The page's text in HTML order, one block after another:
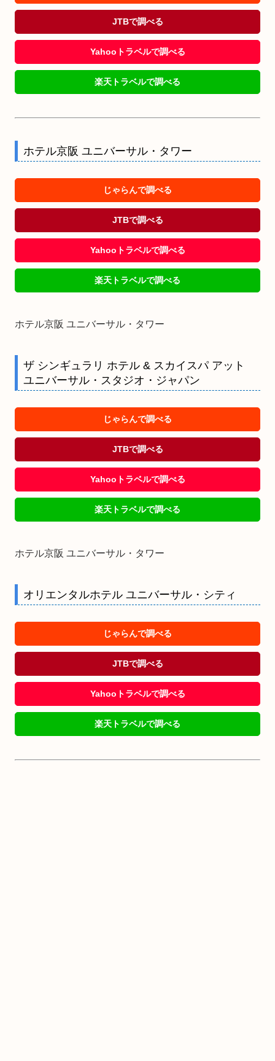
JTBで調べる
Yahooトラベルで調べる
楽天トラベルで調べる
ホテル京阪 ユニバーサル・タワー
じゃらんで調べる
JTBで調べる
Yahooトラベルで調べる
楽天トラベルで調べる
ホテル京阪 ユニバーサル・タワー
ザ シンギュラリ ホテル & スカイスパ アット
ユニバーサル・スタジオ・ジャパン
じゃらんで調べる
JTBで調べる
Yahooトラベルで調べる
楽天トラベルで調べる
ホテル京阪 ユニバーサル・タワー
オリエンタルホテル ユニバーサル・シティ
じゃらんで調べる
JTBで調べる
Yahooトラベルで調べる
楽天トラベルで調べる